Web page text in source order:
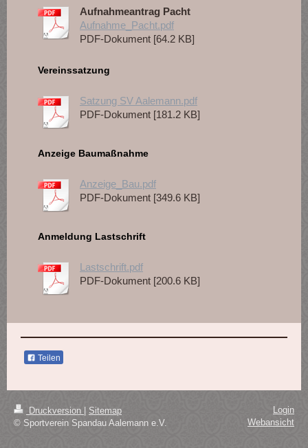
Aufnahmeantrag Pacht
Aufnahme_Pacht.pdf
PDF-Dokument [64.2 KB]
Vereinssatzung
Satzung SV Aalemann.pdf
PDF-Dokument [181.2 KB]
Anzeige Baumaßnahme
Anzeige_Bau.pdf
PDF-Dokument [349.6 KB]
Anmeldung Lastschrift
Lastschrift.pdf
PDF-Dokument [200.6 KB]
Teilen
Druckversion
Sitemap
© Sportverein Spandau Aalemann e.V.
Login
Webansicht